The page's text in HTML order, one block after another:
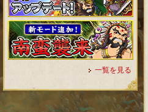
一覧を見る